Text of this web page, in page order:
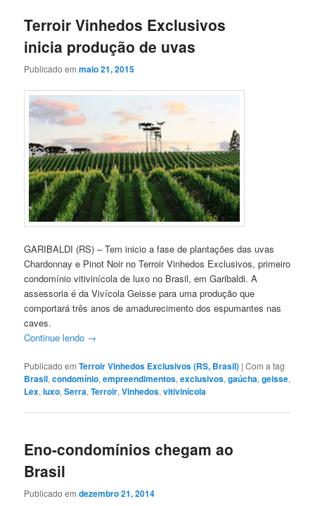
Terroir Vinhedos Exclusivos
inicia produção de uvas
Publicado emmaio 21, 2015
GARIBALDI (RS) – Tem inicio a fase de plantações das uvas
Chardonnay e Pinot Noir no Terroir Vinhedos Exclusivos, primeiro
condomínio vitivinícola de luxo no Brasil, em Garibaldi. A
assessoria é da Vivícola Geisse para uma produção que
comportará três anos de amadurecimento dos espumantes nas
caves.
Continue lendo →
Publicado em Terroir Vinhedos Exclusivos (RS, Brasil) |Com a tag
Brasil,condomínio,empreendimentos,exclusivos,gaúcha,geisse,
Lex,luxo,Serra,Terroir,Vinhedos,vitivinícola
Eno-condomínios chegam ao
Brasil
Publicado emdezembro 21, 2014